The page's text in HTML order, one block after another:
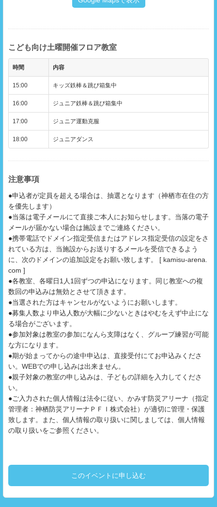
こども向け土曜開催フロア教室
時間 内容
15:00 キッズ鉄棒＆跳び箱集中
16:00 ジュニア鉄棒＆跳び箱集中
17:00 ジュニア運動克服
18:00 ジュニアダンス
注意事項
●申込者が定員を超える場合は、抽選となります（神栖市在住の方
を優先します）
●当落は電子メールにて直接ご本人にお知らせします。当落の電子
メールが届かない場合は施設までご連絡ください。
●携帯電話でドメイン指定受信またはアドレス指定受信の設定をさ
れている方は、当施設からお送りするメールを受信できるよう
に、次のドメインの追加設定をお願い致します。 [ kamisu-arena.
com ]
●各教室、各曜日1人1回ずつの申込になります。同じ教室への複
数回の申込みは無効とさせて頂きます。
●当選された方はキャンセルがないようにお願いします。
●募集人数より申込人数が大幅に少ないときはやむをえず中止にな
る場合がございます。
●参加対象は教室の参加になんら支障はなく、グループ練習が可能
な方になります。
●期が始まってからの途中申込は、直接受付にてお申込みくださ
い。WEBでの申し込みは出来ません。
●親子対象の教室の申し込みは、子どもの詳細を入力してくださ
い。
●ご入力された個人情報は法令に従い、かみす防災アリーナ（指定
管理者：神栖防災アリーナＰＦＩ株式会社）が適切に管理・保護
致します。また、個人情報の取り扱いに関しましては、個人情報
の取り扱いをご参照ください。
このイベントに申し込む